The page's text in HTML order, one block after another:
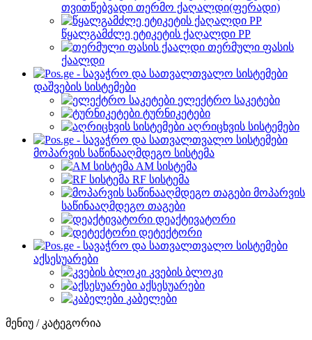
თვითწებვადი თერმო ქაღალდი(ფერადი)
წყალგამძლე ეტიკეტის ქაღალდი PP
თერმული ფასის
ქაალდი
დაშვების სისტემები
ელექტრო საკეტები
ტურნიკეტები
აღრიცხვის სისტემები
მოპარვის საწინააღმდეგო სისტემა
AM სისტემა
RF სისტემა
მოპარვის
საწინააღმდეგო თაგები
დეაქტივატორი
დეტექტორი
აქსესუარები
კვების ბლოკი
აქსესუარები
კაბელები
მენიუ / კატეგორია